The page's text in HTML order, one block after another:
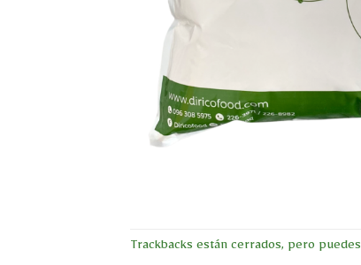
Trackbacks están cerrados, pero puedes